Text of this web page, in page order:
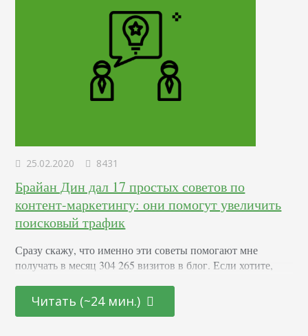
25.02.2020 8431
Брайан Дин дал 17 простых советов по
контент-маркетингу: они помогут увеличить
поисковый трафик
Сразу скажу, что именно эти советы помогают мне
получать в месяц 304 265 визитов в блог. Если хотите,
трафика, воспользуйтесь советами ниже. 1. Публикуйте
больше статей «X vs.Y» Это статьи-сравнения, например:
Читать (~24 мин.)